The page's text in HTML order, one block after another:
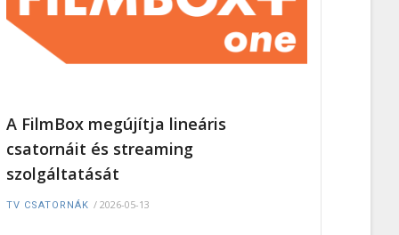
A FilmBox megújítja lineáris
csatornáit és streaming
szolgáltatását
TV CSATORNÁK / 2026-05-13